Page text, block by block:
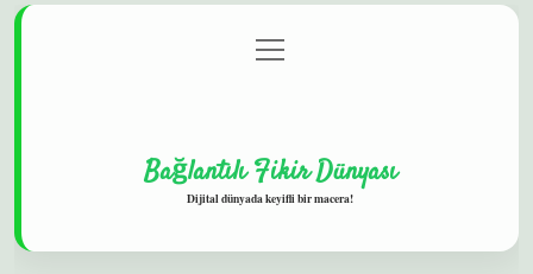
Gizlilik Politikası
menüyü
aç
Bağlantılı Fikir Dünyası
Dijital dünyada keyifli bir macera!